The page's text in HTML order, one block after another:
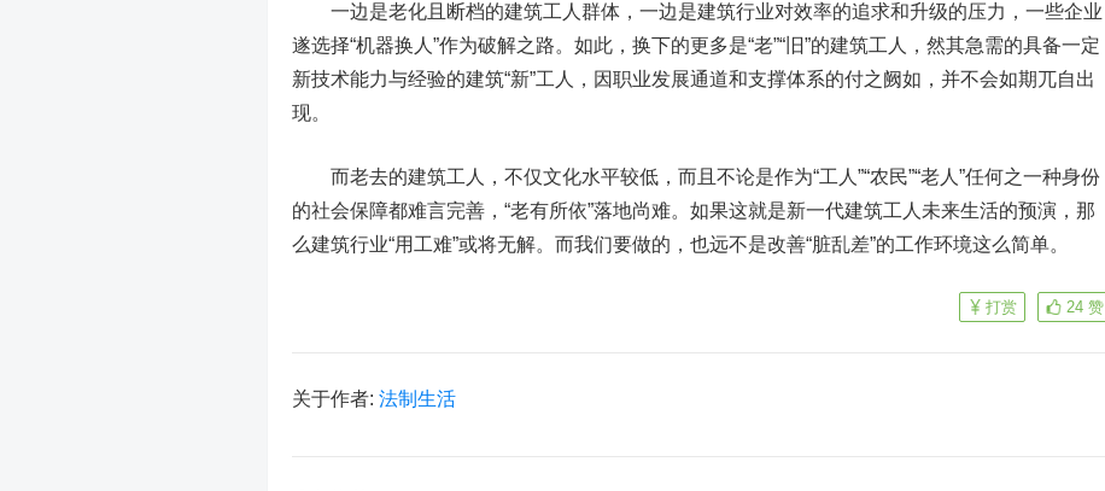
一边是老化且断档的建筑工人群体，一边是建筑行业对效率的追求和升级的压力，一些企业
遂选择“机器换人”作为破解之路。如此，换下的更多是“老”“旧”的建筑工人，然其急需的具备一定
新技术能力与经验的建筑“新”工人，因职业发展通道和支撑体系的付之阙如，并不会如期兀自出
现。
而老去的建筑工人，不仅文化水平较低，而且不论是作为“工人”“农民”“老人”任何之一种身份
的社会保障都难言完善，“老有所依”落地尚难。如果这就是新一代建筑工人未来生活的预演，那
么建筑行业“用工难”或将无解。而我们要做的，也远不是改善“脏乱差”的工作环境这么简单。
24 赞
打赏
关于作者: 法制生活